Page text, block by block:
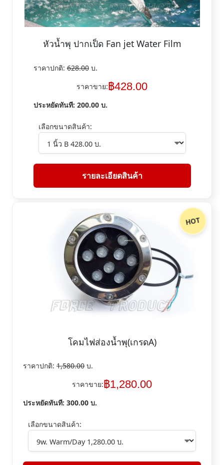
หัวน้ำพุ ปากเป็ด Fan jet Water Film
ราคาปกติ:628.00บ.
ราคาขาย:฿428.00
ประหยัดทันที: 200.00บ.
เลือกขนาดสินค้า:
รายละเอียดสินค้า
HOT
โคมไฟส่องน้ำพุ(เกรดA)
ราคาปกติ: 1,580.00 บ.
ราคาขาย:฿1,280.00
ประหยัดทันที: 300.00 บ.
เลือกขนาดสินค้า: